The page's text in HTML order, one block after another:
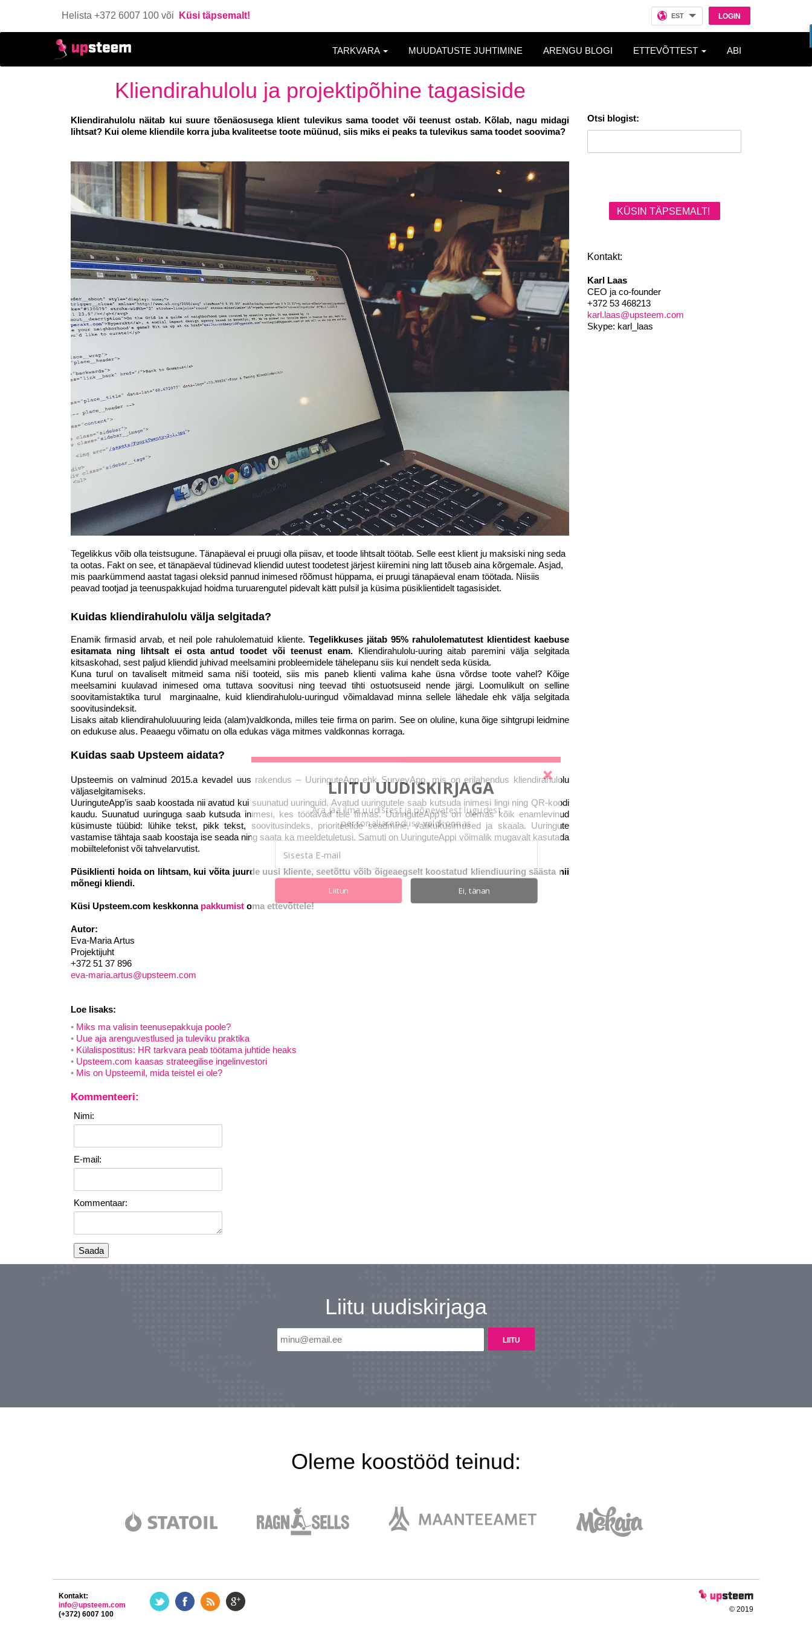
Helista +372 6007 100 või Küsi täpsemalt! LOGIN
EST
TARKVARA MUUDATUSTE JUHTIMINE ARENGU BLOGI ETTEVÕTTEST ABI
Kliendirahulolu ja projektipõhine tagasiside
Kliendirahulolu näitab kui suure tõenäosusega klient tulevikus sama toodet või teenust ostab. Kõlab, nagu midagi
lihtsat? Kui oleme kliendile korra juba kvaliteetse toote müünud, siis miks ei peaks ta tulevikus sama toodet soovima?
Tegelikkus võib olla teistsugune. Tänapäeval ei pruugi olla piisav, et toode lihtsalt töötab. Selle eest klient ju maksiski ning seda
ta ootas. Fakt on see, et tänapäeval tüdinevad kliendid uutest toodetest järjest kiiremini ning latt tõuseb aina kõrgemale. Asjad,
mis paarkümmend aastat tagasi oleksid pannud inimesed rõõmust hüppama, ei pruugi tänapäeval enam töötada. Niisiis
peavad tootjad ja teenuspakkujad hoidma turuarengutel pidevalt kätt pulsil ja küsima püsiklientidelt tagasisidet.
Kuidas kliendirahulolu välja selgitada?
Enamik firmasid arvab, et neil pole rahulolematuid kliente. Tegelikkuses jätab 95% rahulolematutest klientidest kaebuse
esitamata ning lihtsalt ei osta antud toodet või teenust enam.Kliendirahulolu-uuring aitab paremini välja selgitada
kitsaskohad, sest paljud kliendid juhivad meelsamini probleemidele tähelepanu siis kui nendelt seda küsida.
Kuna turul on tavaliselt mitmeid sama niši tooteid, siis mis paneb klienti valima kahe üsna võrdse toote vahel? Kõige
meelsamini kuulavad inimesed oma tuttava soovitusi ning teevad tihti ostuotsuseid nende järgi. Loomulikult on selline
soovitamistaktika turul marginaalne, kuid kliendirahulolu-uuringud võimaldavad minna sellele lähedale ehk välja selgitada
soovitusindeksit.
Lisaks aitab kliendirahuloluuuring leida (alam)valdkonda, milles teie firma on parim. See on oluline, kuna õige sihtgrupi leidmine
on edukuse alus. Peaaegu võimatu on olla edukas väga mitmes valdkonnas korraga.
Kuidas saab Upsteem aidata?
Upsteemis on valminud 2015.a kevadel uus rakendus – UuringuteApp ehk SurveyApp, mis on erilahendus kliendirahulolu
väljaselgitamiseks.
UuringuteApp’is saab koostada nii avatud kui suunatud uuringuid. Avatud uuringutele saab kutsuda inimesi lingi ning QR-koodi
kaudu. Suunatud uuringuga saab kutsuda inimesi, kes töötavad teie firmas. UuringuteApp’is on olemas kõik enamlevinud
küsimuste tüübid: lühike tekst, pikk tekst, soovitusindeks, prioriteetide seadmine, valikuküsimused ja skaala. Uuringute
vastamise tähtaja saab koostaja ise seada ning saata ka meeldetuletusi. Samuti on UuringuteAppi võimalik mugavalt kasutada
mobiiltelefonist või tahvelarvutist.
Püsiklienti hoida on lihtsam, kui võita juurde uusi kliente, seetõttu võib õigeaegselt koostatud kliendiuuring säästa nii
mõnegi kliendi.
Küsi Upsteem.com keskkonna pakkumist oma ettevõttele!
Autor:
Eva-Maria Artus
Projektijuht
+372 51 37 896
eva-maria.artus@upsteem.com
Loe lisaks:
Miks ma valisin teenusepakkuja poole?
Uue aja arenguvestlused ja tuleviku praktika
Külalispostitus: HR tarkvara peab töötama juhtide heaks
Upsteem.com kaasas strateegilise ingelinvestori
Mis on Upsteemil, mida teistel ei ole?
Kommenteeri:
Nimi:
E-mail:
Kommentaar:
Otsi blogist:
KÜSIN TÄPSEMALT!
Kontakt:
Karl Laas
CEO ja co-founder
+372 53 468213
karl.laas@upsteem.com
Skype: karl_laas
Liitu uudiskirjaga
Oleme koostööd teinud:
© 2019
Kontakt:
info@upsteem.com
(+372) 6007 100
LIITU UUDISKIRJAGA
Ära jää ilma uudistest ja põnevatest lugudest
personaliarenduse valdkonnas
Ei, tänan
Liitun